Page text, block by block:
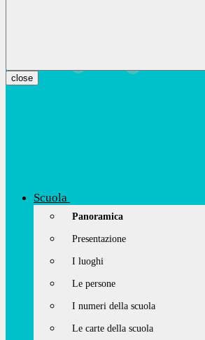
close
Scuola
Panoramica
Presentazione
I luoghi
Le persone
I numeri della scuola
Le carte della scuola